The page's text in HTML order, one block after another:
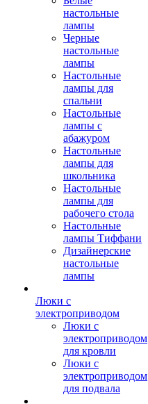
настольные
лампы
Черные
настольные
лампы
Настольные
лампы для
спальни
Настольные
лампы с
абажуром
Настольные
лампы для
школьника
Настольные
лампы для
рабочего стола
Настольные
лампы Тиффани
Дизайнерские
настольные
лампы
Люки с
электроприводом
Люки с
электроприводом
для кровли
Люки с
электроприводом
для подвала